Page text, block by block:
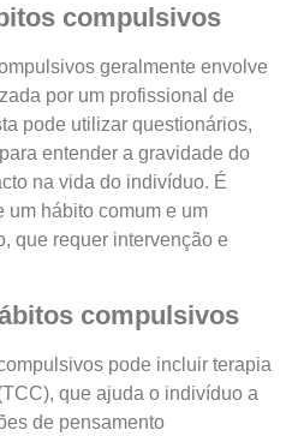
compulsivos
geralmente envolve
por um profissional de
pode utilizar questionários,
entender a gravidade do
na vida do indivíduo. É
um hábito comum e um
que requer intervenção e
compulsivos
pode incluir terapia
que ajuda o indivíduo a
de pensamento